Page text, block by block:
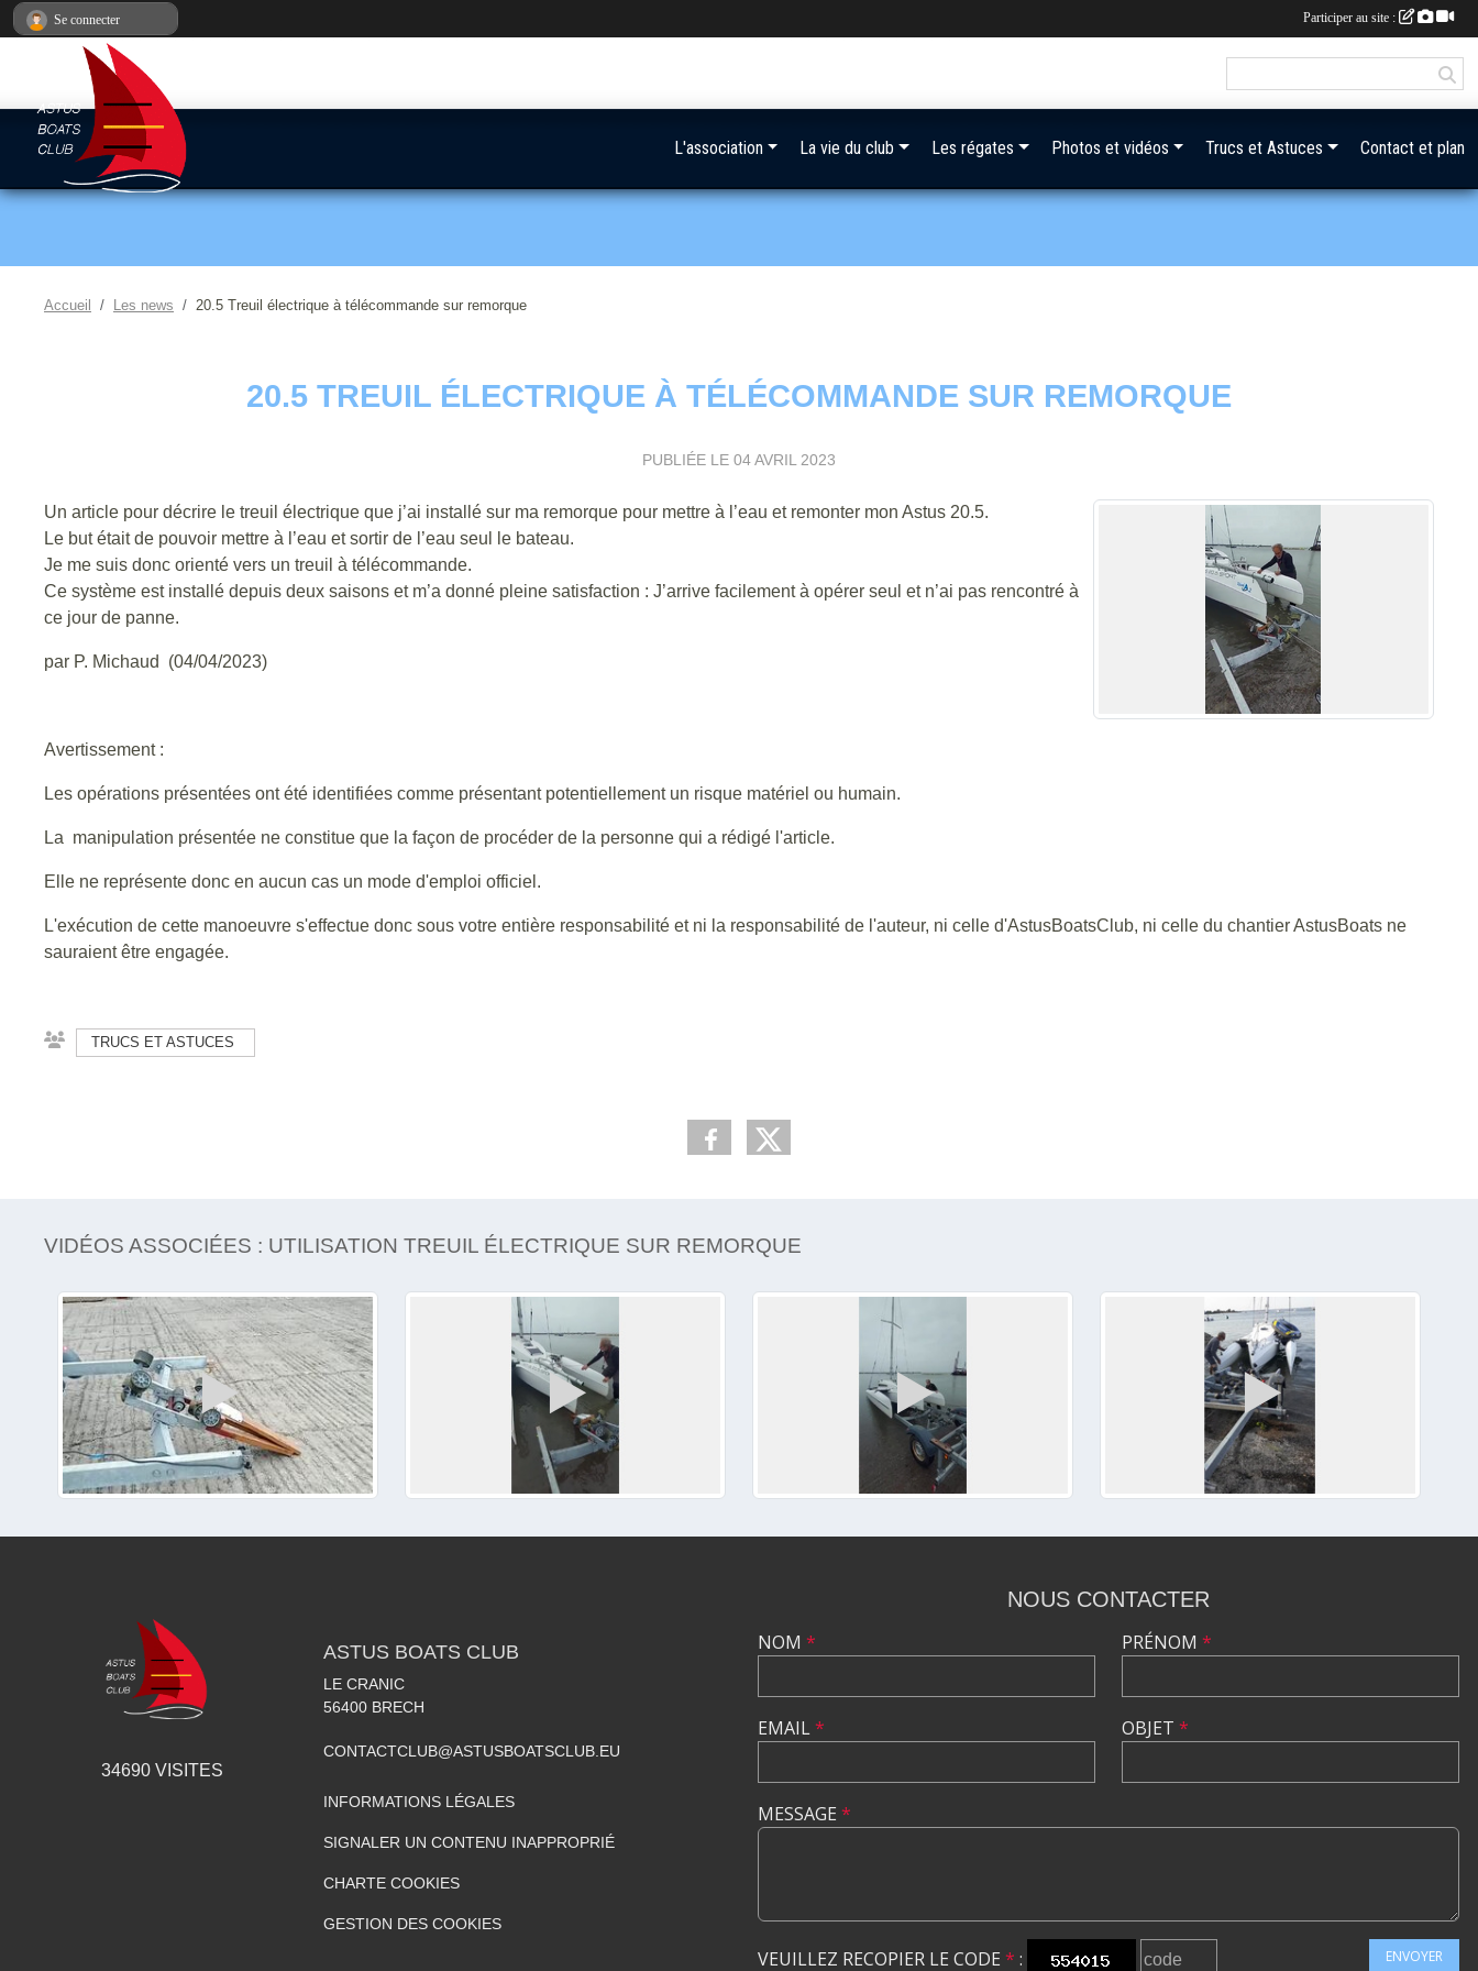
Accueil Les news 20.5 Treuil électrique à télécommande sur remorque
20.5 TREUIL ÉLECTRIQUE À TÉLÉCOMMANDE SUR REMORQUE
PUBLIÉE LE 04 AVRIL 2023
Un article pour décrire le treuil électrique que j’ai installé sur ma remorque pour mettre à l’eau et remonter mon Astus 20.5.
Le but était de pouvoir mettre à l’eau et sortir de l’eau seul le bateau.
Je me suis donc orienté vers un treuil à télécommande.
Ce système est installé depuis deux saisons et m’a donné pleine satisfaction : J’arrive facilement à opérer seul et n’ai pas rencontré à
ce jour de panne.
par P. Michaud (04/04/2023)
Avertissement :
Les opérations présentées ont été identifiées comme présentant potentiellement un risque matériel ou humain.
La manipulation présentée ne constitue que la façon de procéder de la personne qui a rédigé l'article.
Elle ne représente donc en aucun cas un mode d'emploi officiel.
L'exécution de cette manoeuvre s'effectue donc sous votre entière responsabilité et ni la responsabilité de l'auteur, ni celle d'AstusBoatsClub, ni celle du chantier AstusBoats ne
sauraient être engagée.
TRUCS ET ASTUCES
VIDÉOS ASSOCIÉES : UTILISATION TREUIL ÉLECTRIQUE SUR REMORQUE
L'association La vie du club Les régates Photos et vidéos Trucs et Astuces Contact et plan
34690VISITES
ASTUS BOATS CLUB
LE CRANIC
56400 BRECH
CONTACTCLUB@ASTUSBOATSCLUB.EU
INFORMATIONS LÉGALES
SIGNALER UN CONTENU INAPPROPRIÉ
CHARTE COOKIES
GESTION DES COOKIES
NOUS CONTACTER
NOM *
EMAIL*
PRÉNOM *
OBJET *
MESSAGE *
VEUILLEZ RECOPIER LE CODE * : ENVOYER
Se connecter Participer au site :
Panneau de gestion des cookies